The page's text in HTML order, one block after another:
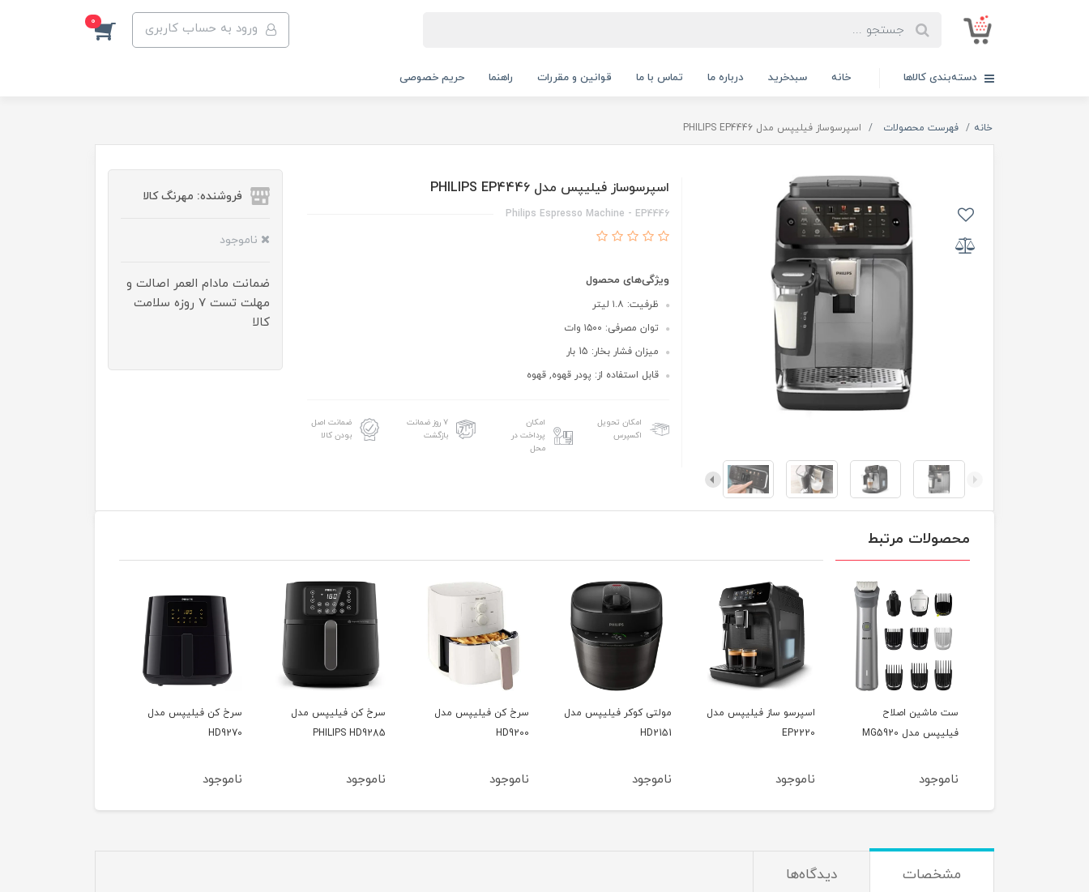
ورود به حساب کاربری 0
دسته‌بندی کالاها خانه سبدخرید درباره ما تماس با ما قوانین و مقررات راهنما حریم خصوصی
خانه فهرست محصولات اسپرسوساز فیلیپس مدل PHILIPS EP4446
اسپرسوساز فیلیپس مدل PHILIPS EP4446
Philips Espresso Machine - EP4446
ویژگی‌های محصول
ظرفیت: ۱.۸ لیتر
توان مصرفی: ۱۵۰۰ وات
میزان فشار بخار: 15 بار
قابل استفاده از: پودر قهوه, قهوه
امکان تحویل
اکسپرس
امکان
پرداخت در
محل
۷ روز ضمانت
بازگشت
ضمانت اصل
بودن کالا
فروشنده: مهرنگ کالا
ناموجود
ضمانت مادام العمر اصالت و
مهلت تست ۷ روزه سلامت
کالا
محصولات مرتبط
اسپرسو ساز فیلیپس مدل
EP2220
ناموجود
مولتی کوکر فیلیپس مدل
HD2151
ناموجود
سرخ کن فیلیپس مدل
HD9200
ناموجود
سرخ کن فیلیپس مدل
PHILIPS HD9285
ناموجود
سرخ کن فیلیپس مدل
HD9270
ناموجود
اتو فیلیپس مدل
DST8021
ناموجود
مشخصات دیدگاه‌ها